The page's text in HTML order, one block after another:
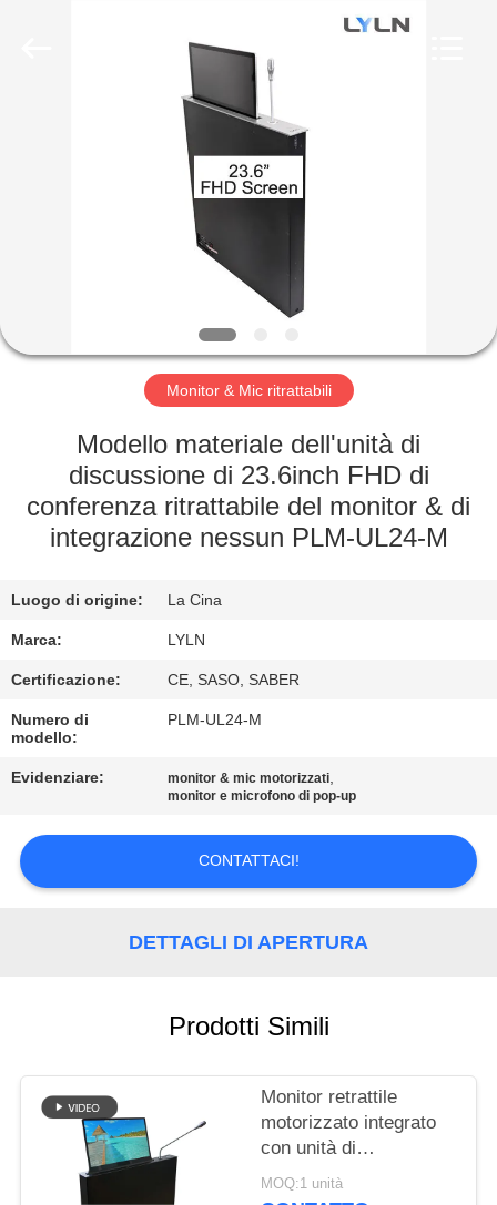
CIRCA
NOI
GIRO
DELLA
FABBRICA
DI
QUALITÀ
CONTATTICI
NOTIZIA
CASI
RICHIEDA
MAPPA
DEL
Monitor & Mic ritrattabili
Modello materiale dell'unità di
discussione di 23.6inch FHD di
conferenza ritrattabile del monitor & di
integrazione nessun PLM-UL24-M
Luogo di origine: La Cina
Marca: LYLN
Certificazione: CE, SASO, SABER
Numero di
modello:
PLM-UL24-M
Evidenziare: monitor & mic motorizzati,
monitor e microfono di pop-up
CONTATTACI!
DETTAGLI DI APERTURA
Prodotti Simili
Monitor retrattile
motorizzato integrato
con unità di
discussione della
conferenza, microfono
MOQ:1 unità